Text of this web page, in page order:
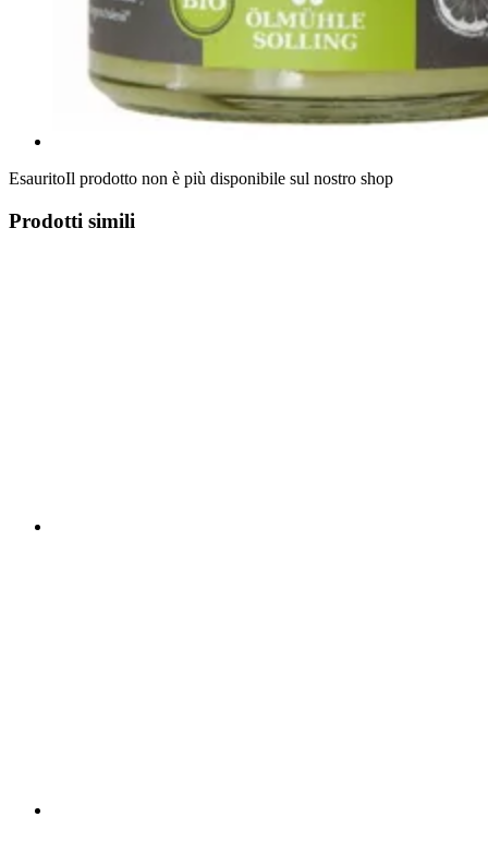
EsauritoIl prodotto non è più disponibile sul nostro shop
Prodotti simili